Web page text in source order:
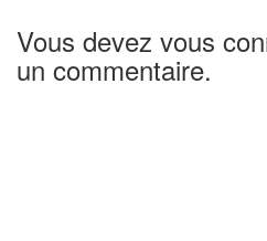
Vous devez vous
un commentaire.